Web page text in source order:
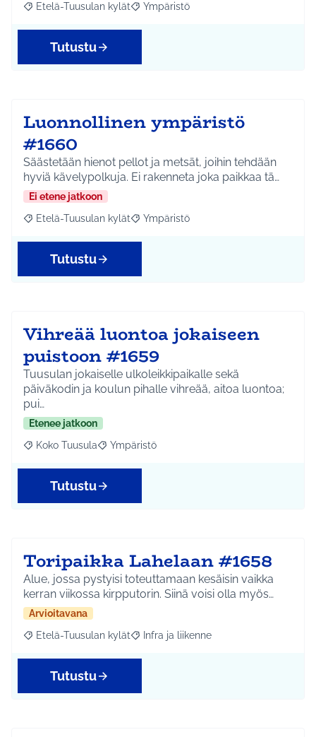
Rajaa tulokset aihepiirin mukaan: Etelä-Tuusulan kylät
Etelä-Tuusulan kylät Rajaa tulokset teeman mukaan:
Ympäristö
Tutustu
Luonnollinen ympäristö
#1660
Säästetään hienot pellot ja metsät, joihin tehdään
hyviä kävelypolkuja. Ei rakenneta joka paikkaa tä…
Ei etene jatkoon
Rajaa tulokset aihepiirin mukaan: Etelä-Tuusulan kylät
Etelä-Tuusulan kylät Rajaa tulokset teeman mukaan:
Ympäristö
Tutustu
Vihreää luontoa jokaiseen
puistoon #1659
Tuusulan jokaiselle ulkoleikkipaikalle sekä
päiväkodin ja koulun pihalle vihreää, aitoa luontoa;
pui…
Etenee jatkoon
Rajaa tulokset aihepiirin mukaan: Koko Tuusula
Koko Tuusula Rajaa tulokset teeman mukaan: Ympäristö
Ympäristö
Tutustu
Toripaikka Lahelaan #1658
Alue, jossa pystyisi toteuttamaan kesäisin vaikka
kerran viikossa kirpputorin. Siinä voisi olla myös…
Arvioitavana
Rajaa tulokset aihepiirin mukaan: Etelä-Tuusulan kylät
Etelä-Tuusulan kylät Rajaa tulokset teeman mukaan: Infra ja
Infra ja liikenne
Tutustu